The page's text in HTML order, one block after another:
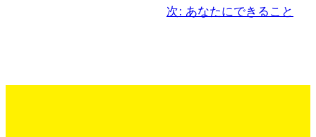
次: あなたにできること